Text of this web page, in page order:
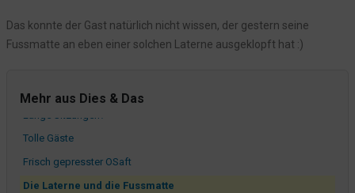
Das konnte der Gast natürlich nicht wissen, der gestern seine
Fussmatte an eben einer solchen Laterne ausgeklopft hat :)
Mehr aus Dies & Das
Wenn man sich so garnicht beobachtet fühlt...
Da hat ein Hund einen Gehstock gepisst!
noreply@pissmail.com
Tolle Gäste
Frisch gepresster OSaft
Die Laterne und die Fussmatte